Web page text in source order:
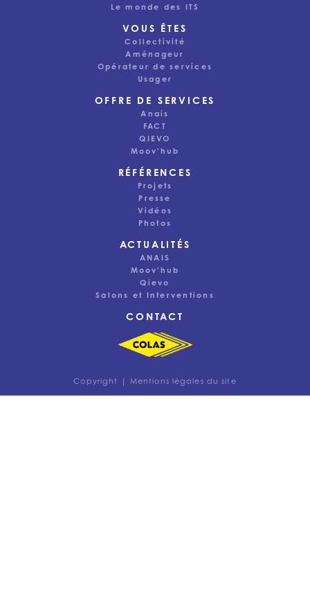
Le monde des ITS
VOUS ÊTES
Collectivité
Aménageur
Opérateur de services
Usager
OFFRE DE SERVICES
Anais
FACT
QIEVO
Moov'hub
RÉFÉRENCES
Projets
Presse
Vidéos
Photos
ACTUALITÉS
ANAIS
Moov'hub
Qievo
Salons et Interventions
CONTACT
Copyright | Mentions légales du site